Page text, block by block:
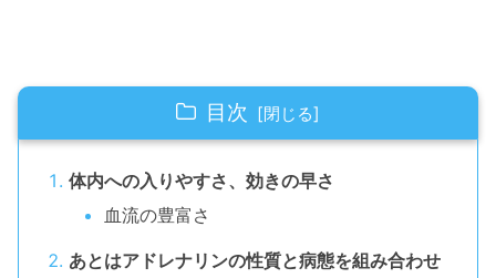
目次
体内への入りやすさ、効きの早さ
血流の豊富さ
あとはアドレナリンの性質と病態を組み合わせ